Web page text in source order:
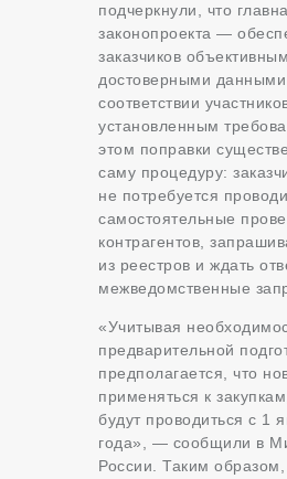
подчеркнули, что
законопроекта —
заказчиков
достоверными
соответствии
установленным
этом поправки
саму процедуру:
не потребуется
самостоятельные
контрагентов,
из реестров и ждать
межведомственные
«Учитывая
предварительной
предполагается, что
применяться к
будут проводиться с 1
года», — сообщили в
России. Таким образом,